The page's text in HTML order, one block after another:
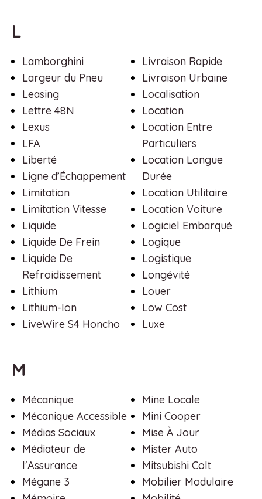
L
Lamborghini
Largeur du Pneu
Leasing
Lettre 48N
Lexus
LFA
Liberté
Ligne d’Échappement
Limitation
Limitation Vitesse
Liquide
Liquide De Frein
Liquide De
Refroidissement
Lithium
Lithium-Ion
LiveWire S4 Honcho
Livraison Rapide
Livraison Urbaine
Localisation
Location
Location Entre
Particuliers
Location Longue
Durée
Location Utilitaire
Location Voiture
Logiciel Embarqué
Logique
Logistique
Longévité
Louer
Low Cost
Luxe
M
Mécanique
Mécanique Accessible
Médias Sociaux
Médiateur de
l'Assurance
Mégane 3
Mine Locale
Mini Cooper
Mise À Jour
Mister Auto
Mitsubishi Colt
Mobilier Modulaire